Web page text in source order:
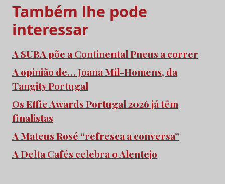
Também lhe pode
interessar
A SUBA põe a Continental Pneus a correr
A opinião de… Joana Mil-Homens, da
Tangity Portugal
Os Effie Awards Portugal 2026 já têm
finalistas
A Mateus Rosé “refresca a conversa”
A Delta Cafés celebra o Alentejo